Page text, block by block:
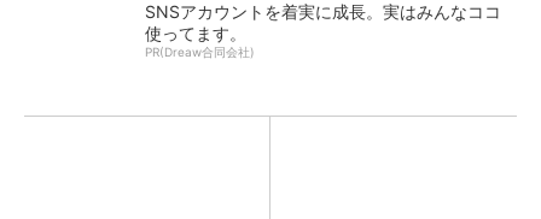
SNSアカウントを着実に成長。実はみんなココ
使ってます。
PR(Dreaw合同会社)